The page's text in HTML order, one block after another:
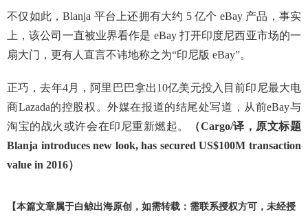
不仅如此，Blanja 平台上还拥有大约 5 亿个 eBay 产品，事实
上，该公司一直被业界看作是 eBay 打开印度尼西亚市场的一
扇大门，更有人直言不讳地称之为“印尼版 eBay”。
正巧，去年4月，阿里巴巴拿出10亿美元投入目前印尼最大电
商Lazada的控股权。外媒在报道的结尾处写道，从前eBay与
淘宝的战火或许会在印尼重新燃起。
（Cargo/译，原文标题
Blanja introduces new look, has secured US$100M transaction
value in 2016）
【本篇文章属于白鲸出海原创，如需转载：需联系授权方可，未经授